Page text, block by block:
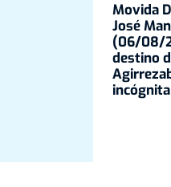
Movida
José
(06/08/
destino
incógnita